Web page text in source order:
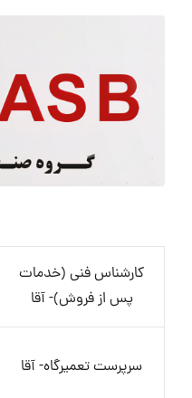
کارشناس فنی (خدمات
پس از فروش)- آقا
سرپرست تعمیرگاه- آقا